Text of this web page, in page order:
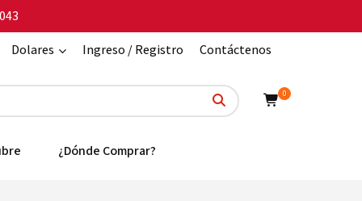
Dolares
Ingreso / Registro Contáctenos
0
¿Dónde Comprar?